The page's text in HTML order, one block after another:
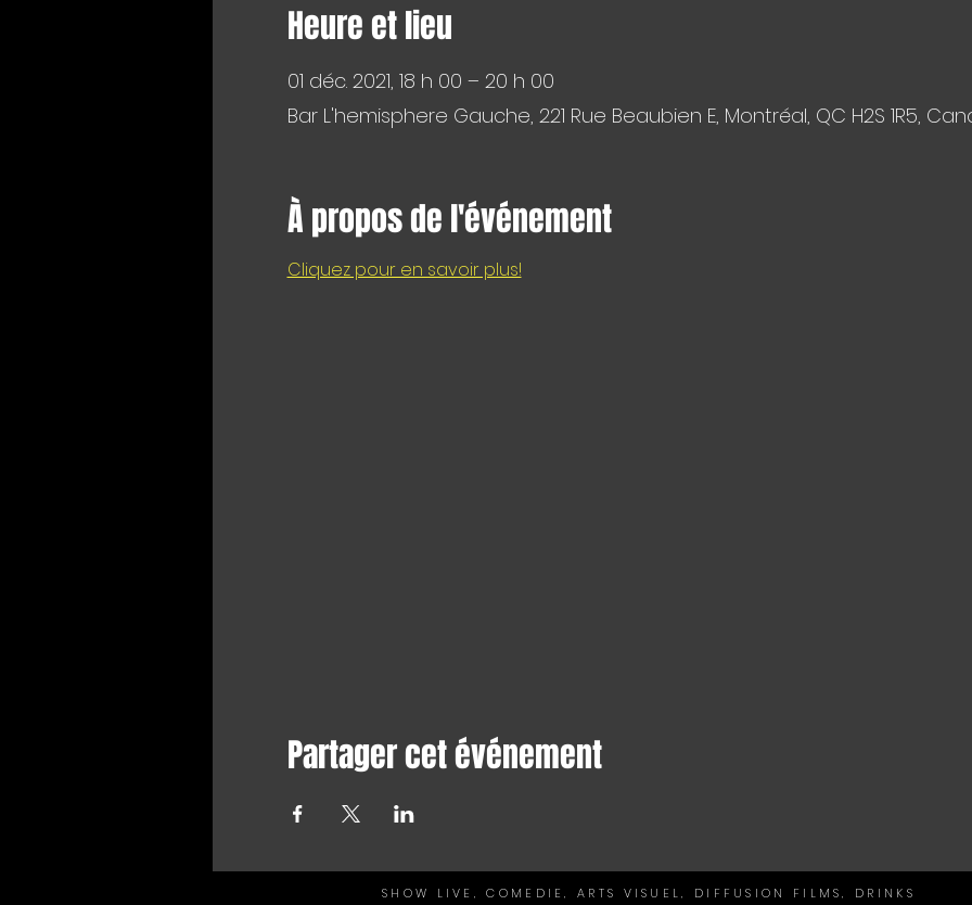
Heure et lieu
01 déc. 2021, 18 h 00 – 20 h 00
Bar L'hemisphere Gauche, 221 Rue Beaubien E, Montréal, QC H2S 1R5,
À propos de l'événement
Cliquez pour en savoir plus!
Partager cet événement
SHOW LIVE, COMEDIE, ARTS VISUEL, DIFFUSION FILMS, DRINKS